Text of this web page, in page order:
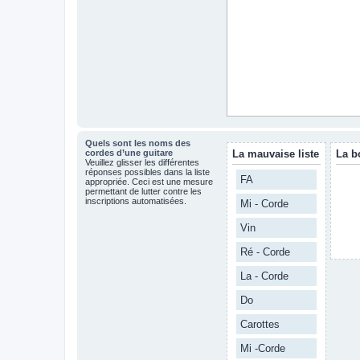
Quels sont les noms des
cordes d’une guitare
Veuillez glisser les différentes
réponses possibles dans la liste
appropriée. Ceci est une mesure
permettant de lutter contre les
inscriptions automatisées.
La mauvaise liste
FA
Mi - Corde
Vin
Ré - Corde
La - Corde
Do
Carottes
Mi -Corde
La